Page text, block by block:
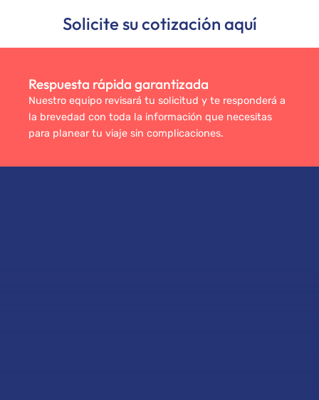
Solicite su cotización aquí
Respuesta rápida garantizada
Nuestro equipo revisará tu solicitud y te responderá a
la brevedad con toda la información que necesitas
para planear tu viaje sin complicaciones.